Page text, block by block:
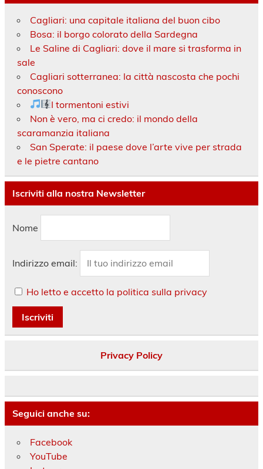
Cagliari: una capitale italiana del buon cibo
Bosa: il borgo colorato della Sardegna
Le Saline di Cagliari: dove il mare si trasforma in
sale
Cagliari sotterranea: la città nascosta che pochi
conoscono
I tormentoni estivi
Non è vero, ma ci credo: il mondo della
scaramanzia italiana
San Sperate: il paese dove l’arte vive per strada
e le pietre cantano
Iscriviti alla nostra Newsletter
Nome
Indirizzo email:
Ho letto e accetto la politica sulla privacy
Privacy Policy
Seguici anche su:
Facebook
YouTube